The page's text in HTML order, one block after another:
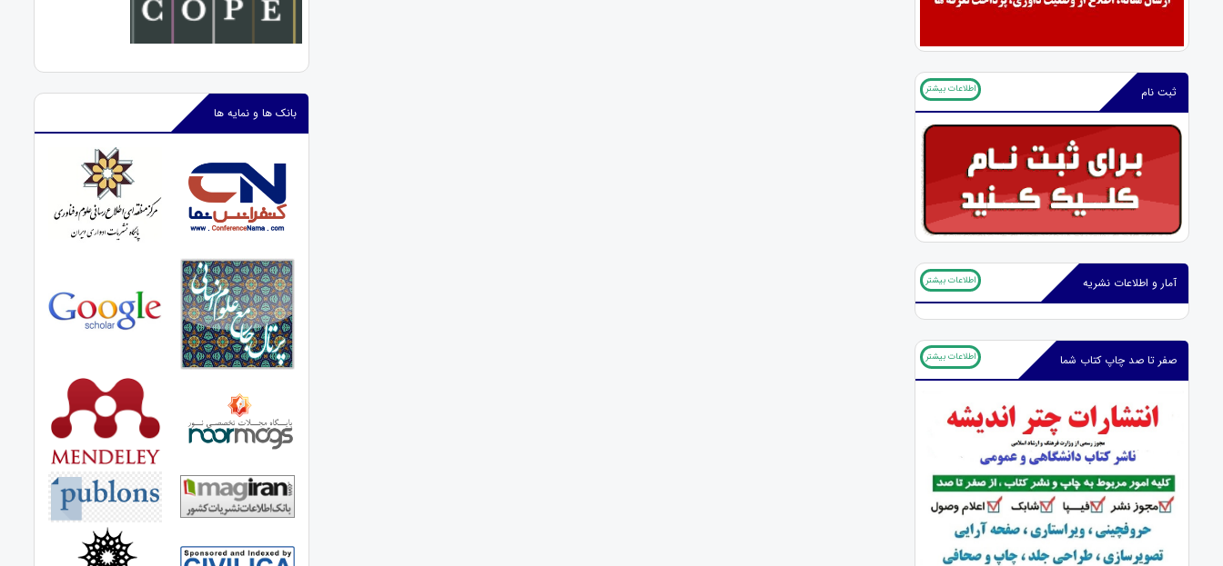
ثبت نام اطلاعات بیشتر
آمار و اطلاعات نشریه اطلاعات بیشتر
صفر تا صد چاپ کتاب شما اطلاعات بیشتر
بانک ها و نمایه ها